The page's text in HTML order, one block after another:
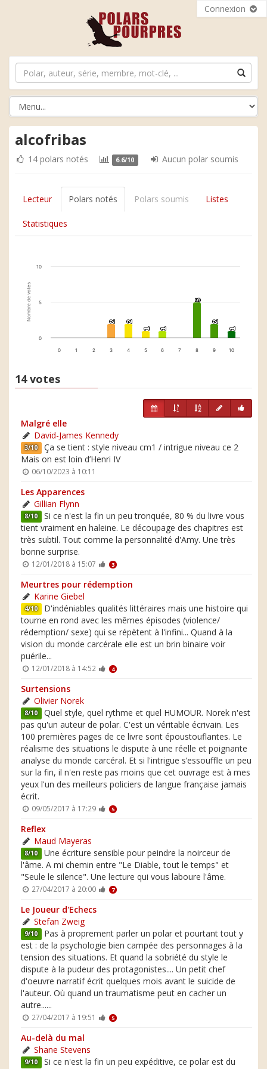
Connexion
alcofribas
14 polars notés 6.6/10 Aucun polar soumis
Lecteur Polars notés Polars soumis Listes
Statistiques
Nombre de votes 2
2 2
2
1
1 1
1
5
5
2
2
1
1
0 1 2 3 4 5 6 7 8 9 10
0
5
10
14 votes
Malgré elle
David-James Kennedy
3/10 Ça se tient : style niveau cm1 / intrigue niveau ce 2
Mais on est loin d’Henri IV
06/10/2023 à 10:11
Les Apparences
Gillian Flynn
8/10 Si ce n'est la fin un peu tronquée, 80 % du livre vous
tient vraiment en haleine. Le découpage des chapitres est
très subtil. Tout comme la personnalité d'Amy. Une très
bonne surprise.
12/01/2018 à 15:07 3
Meurtres pour rédemption
Karine Giebel
4/10 D'indéniables qualités littéraires mais une histoire qui
tourne en rond avec les mêmes épisodes (violence/
rédemption/ sexe) qui se répètent à l'infini... Quand à la
vision du monde carcérale elle est un brin binaire voir
puérile...
12/01/2018 à 14:52 4
Surtensions
Olivier Norek
8/10 Quel style, quel rythme et quel HUMOUR. Norek n'est
pas qu'un auteur de polar. C'est un véritable écrivain. Les
100 premières pages de ce livre sont époustouflantes. Le
réalisme des situations le dispute à une réelle et poignante
analyse du monde carcéral. Et si l'intrigue s’essouffle un peu
sur la fin, il n'en reste pas moins que cet ouvrage est à mes
yeux l'un des meilleurs policiers de langue française jamais
écrit.
09/05/2017 à 17:29 5
Reflex
Maud Mayeras
8/10 Une écriture sensible pour peindre la noirceur de
l'âme. A mi chemin entre "Le Diable, tout le temps" et
"Seule le silence". Une lecture qui vous laboure l'âme.
27/04/2017 à 20:00 7
Le Joueur d'Echecs
Stefan Zweig
9/10 Pas à proprement parler un polar et pourtant tout y
est : de la psychologie bien campée des personnages à la
tension des situations. Et quand la sobriété du style le
dispute à la pudeur des protagonistes.... Un petit chef
d'oeuvre narratif écrit quelques mois avant le suicide de
l'auteur. Où quand un traumatisme peut en cacher un
autre......
27/04/2017 à 19:51 5
Au-delà du mal
Shane Stevens
9/10 Si ce n'est la fin un peu expéditive, ce polar est du